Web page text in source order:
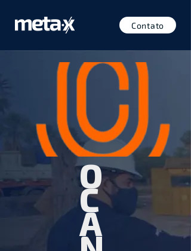
Contato
O
C
A